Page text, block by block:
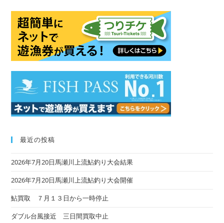
最近の投稿
2026年7月20日馬瀬川上流鮎釣り大会結果
2026年7月20日馬瀬川上流鮎釣り大会開催
鮎買取 ７月１３日から一時停止
ダブル台風接近 三日間買取中止